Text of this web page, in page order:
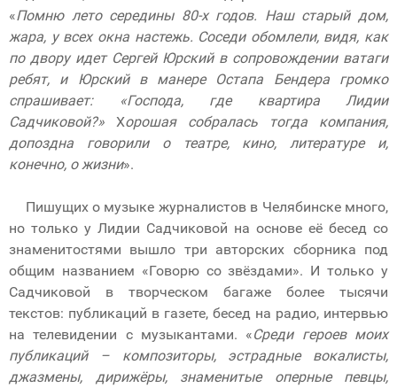
«Помню лето середины 80-х годов. Наш старый дом,
жара, у всех окна настежь. Соседи обомлели, видя, как
по двору идет Сергей Юрский в сопровождении ватаги
ребят, и Юрский в манере Остапа Бендера громко
спрашивает: «Господа, где квартира Лидии
Садчиковой?» Хорошая собралась тогда компания,
допоздна говорили о театре, кино, литературе и,
конечно, о жизни».
Пишущих о музыке журналистов в Челябинске много,
но только у Лидии Садчиковой на основе её бесед со
знаменитостями вышло три авторских сборника под
общим названием «Говорю со звёздами». И только у
Садчиковой в творческом багаже более тысячи
текстов: публикаций в газете, бесед на радио, интервью
на телевидении с музыкантами. «Среди героев моих
публикаций – композиторы, эстрадные вокалисты,
джазмены, дирижёры, знаменитые оперные певцы,